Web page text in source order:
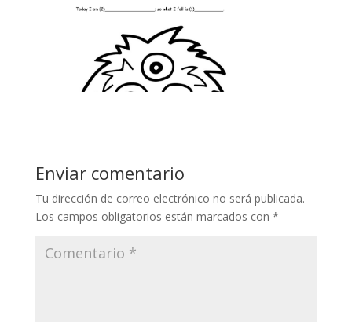
Enviar comentario
Tu dirección de correo electrónico no será publicada.
Los campos obligatorios están marcados con *